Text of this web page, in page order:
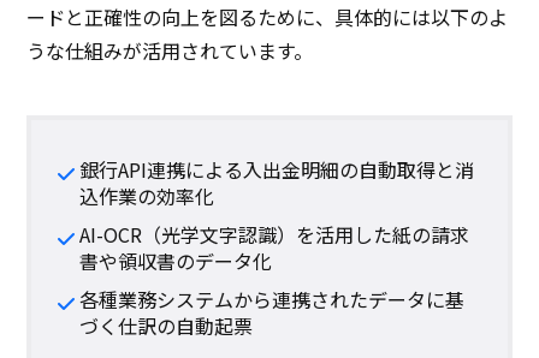
ードと正確性の向上を図るために、具体的には以下のよ
うな仕組みが活用されています。
銀行API連携による入出金明細の自動取得と消
込作業の効率化
AI-OCR（光学文字認識）を活用した紙の請求
書や領収書のデータ化
各種業務システムから連携されたデータに基
づく仕訳の自動起票